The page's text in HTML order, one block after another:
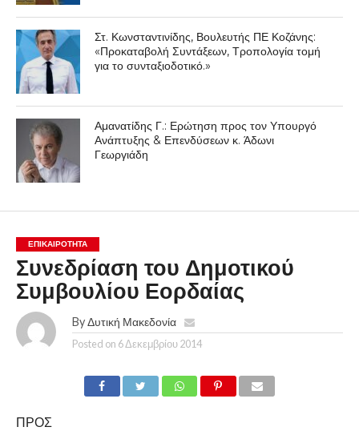
Στ. Κωνσταντινίδης, Βουλευτής ΠΕ Κοζάνης:
«Προκαταβολή Συντάξεων, Τροπολογία τομή
για το συνταξιοδοτικό.»
Αμανατίδης Γ.: Ερώτηση προς τον Υπουργό
Ανάπτυξης & Επενδύσεων κ. Άδωνι
Γεωργιάδη
ΕΠΙΚΑΙΡΟΤΗΤΑ
Συνεδρίαση του Δημοτικού
Συμβουλίου Εορδαίας
By Δυτική Μακεδονία
Posted on 6 Δεκεμβρίου 2014
ΠΡΟΣ